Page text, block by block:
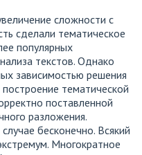
сложности с
сделали тематическое
популярных
текстов. Однако
зависимостью решения
тематической
поставленной
разложения.
бесконечно. Всякий
Многократное